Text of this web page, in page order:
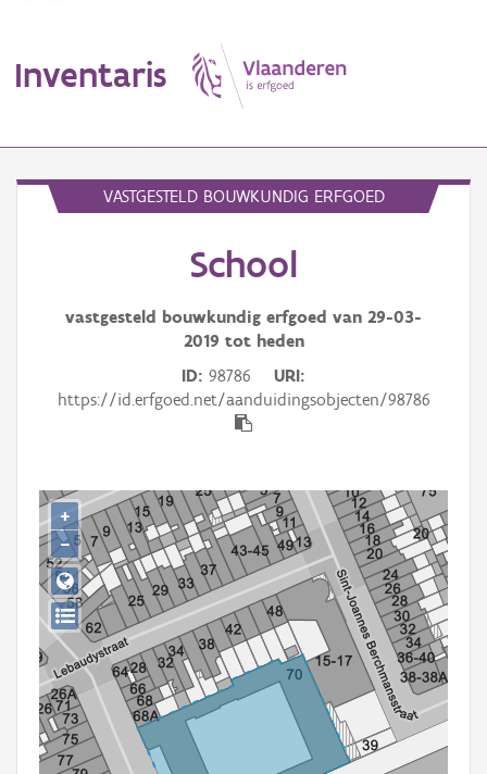
Inventaris
Aanduidingsobject
Thema
Persoon of collectief
Downloads
Hergebruik
Aanmelden
VASTGESTELD BOUWKUNDIG ERFGOED
School
vastgesteld bouwkundig erfgoed van 29-03-
2019 tot heden
ID 98786
URI
https://id.erfgoed.net/aanduidingsobjecten/98786
+
−